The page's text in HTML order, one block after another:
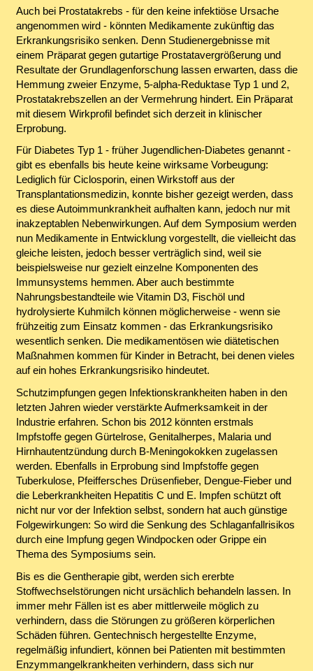
Auch bei Prostatakrebs - für den keine infektiöse Ursache
angenommen wird - könnten Medikamente zukünftig das
Erkrankungsrisiko senken. Denn Studienergebnisse mit
einem Präparat gegen gutartige Prostatavergrößerung und
Resultate der Grundlagenforschung lassen erwarten, dass die
Hemmung zweier Enzyme, 5-alpha-Reduktase Typ 1 und 2,
Prostatakrebszellen an der Vermehrung hindert. Ein Präparat
mit diesem Wirkprofil befindet sich derzeit in klinischer
Erprobung.
Für Diabetes Typ 1 - früher Jugendlichen-Diabetes genannt -
gibt es ebenfalls bis heute keine wirksame Vorbeugung:
Lediglich für Ciclosporin, einen Wirkstoff aus der
Transplantationsmedizin, konnte bisher gezeigt werden, dass
es diese Autoimmunkrankheit aufhalten kann, jedoch nur mit
inakzeptablen Nebenwirkungen. Auf dem Symposium werden
nun Medikamente in Entwicklung vorgestellt, die vielleicht das
gleiche leisten, jedoch besser verträglich sind, weil sie
beispielsweise nur gezielt einzelne Komponenten des
Immunsystems hemmen. Aber auch bestimmte
Nahrungsbestandteile wie Vitamin D3, Fischöl und
hydrolysierte Kuhmilch können möglicherweise - wenn sie
frühzeitig zum Einsatz kommen - das Erkrankungsrisiko
wesentlich senken. Die medikamentösen wie diätetischen
Maßnahmen kommen für Kinder in Betracht, bei denen vieles
auf ein hohes Erkrankungsrisiko hindeutet.
Schutzimpfungen gegen Infektionskrankheiten haben in den
letzten Jahren wieder verstärkte Aufmerksamkeit in der
Industrie erfahren. Schon bis 2012 könnten erstmals
Impfstoffe gegen Gürtelrose, Genitalherpes, Malaria und
Hirnhautentzündung durch B-Meningokokken zugelassen
werden. Ebenfalls in Erprobung sind Impfstoffe gegen
Tuberkulose, Pfeiffersches Drüsenfieber, Dengue-Fieber und
die Leberkrankheiten Hepatitis C und E. Impfen schützt oft
nicht nur vor der Infektion selbst, sondern hat auch günstige
Folgewirkungen: So wird die Senkung des Schlaganfallrisikos
durch eine Impfung gegen Windpocken oder Grippe ein
Thema des Symposiums sein.
Bis es die Gentherapie gibt, werden sich ererbte
Stoffwechselstörungen nicht ursächlich behandeln lassen. In
immer mehr Fällen ist es aber mittlerweile möglich zu
verhindern, dass die Störungen zu größeren körperlichen
Schäden führen. Gentechnisch hergestellte Enzyme,
regelmäßig infundiert, können bei Patienten mit bestimmten
Enzymmangelkrankheiten verhindern, dass sich nur